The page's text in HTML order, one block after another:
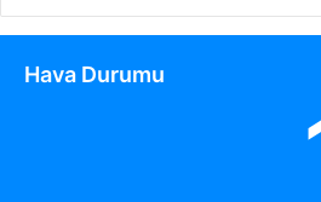
Hava Durumu